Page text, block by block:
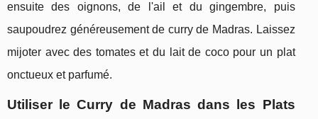
ensuite des oignons, de l'ail et du gingembre, puis
saupoudrez généreusement de curry de Madras. Laissez
mijoter avec des tomates et du lait de coco pour un plat
onctueux et parfumé.
Utiliser le Curry de Madras dans les Plats